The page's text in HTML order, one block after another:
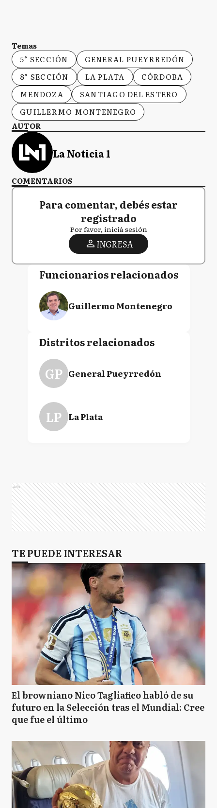
Temas
5° SECCIÓN
GENERAL PUEYRREDÓN
8° SECCIÓN
LA PLATA
CÓRDOBA
MENDOZA
SANTIAGO DEL ESTERO
GUILLERMO MONTENEGRO
AUTOR
La Noticia 1
COMENTARIOS
Para comentar, debés estar
registrado
Por favor, iniciá sesión
INGRESA
Funcionarios relacionados
Guillermo Montenegro
Distritos relacionados
GP General Pueyrredón
LP La Plata
Ads
TE PUEDE INTERESAR
El browniano Nico Tagliafico habló de su
futuro en la Selección tras el Mundial: Cree
que fue el último